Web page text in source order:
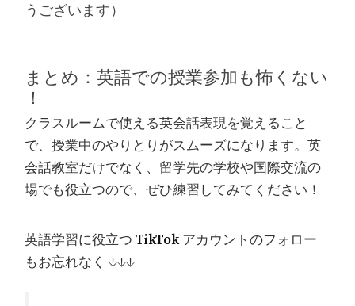
うございます）
まとめ：英語での授業参加も怖くない
！
クラスルームで使える英会話表現を覚えること
で、授業中のやりとりがスムーズになります。英
会話教室だけでなく、留学先の学校や国際交流の
場でも役立つので、ぜひ練習してみてください！
英語学習に役立つTikTokアカウントのフォロー
もお忘れなく ↓↓↓